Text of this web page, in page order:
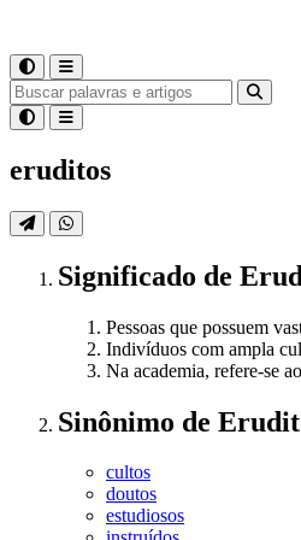
eruditos
Significado de
Pessoas que possuem
Indivíduos com ampla
Na academia, refere-se
Sinônimo de
cultos
doutos
estudiosos